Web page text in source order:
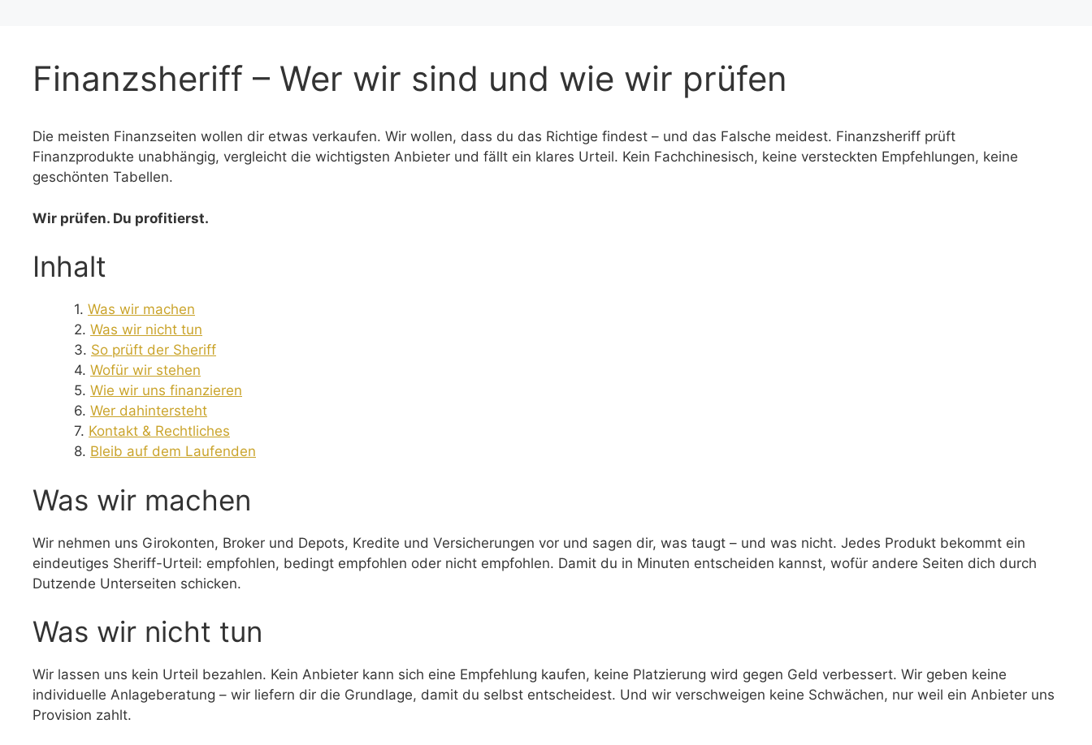
Finanzsheriff – Wer wir sind und wie wir prüfen
Die meisten Finanzseiten wollen dir etwas verkaufen. Wir wollen, dass du das Richtige findest – und das Falsche meidest. Finanzsheriff prüft
Finanzprodukte unabhängig, vergleicht die wichtigsten Anbieter und fällt ein klares Urteil. Kein Fachchinesisch, keine versteckten Empfehlungen, keine
geschönten Tabellen.
Wir prüfen. Du profitierst.
Inhalt
Was wir machen
Was wir nicht tun
So prüft der Sheriff
Wofür wir stehen
Wie wir uns finanzieren
Wer dahintersteht
Kontakt & Rechtliches
Bleib auf dem Laufenden
Was wir machen
Wir nehmen uns Girokonten, Broker und Depots, Kredite und Versicherungen vor und sagen dir, was taugt – und was nicht. Jedes Produkt bekommt ein
eindeutiges Sheriff-Urteil: empfohlen, bedingt empfohlen oder nicht empfohlen. Damit du in Minuten entscheiden kannst, wofür andere Seiten dich durch
Dutzende Unterseiten schicken.
Was wir nicht tun
Wir lassen uns kein Urteil bezahlen. Kein Anbieter kann sich eine Empfehlung kaufen, keine Platzierung wird gegen Geld verbessert. Wir geben keine
individuelle Anlageberatung – wir liefern dir die Grundlage, damit du selbst entscheidest. Und wir verschweigen keine Schwächen, nur weil ein Anbieter uns
Provision zahlt.